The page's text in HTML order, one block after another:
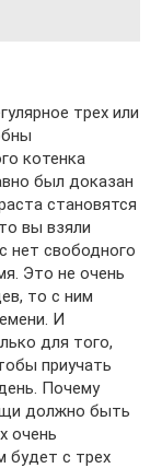
трех или
котенка
был доказан
становятся
вы взяли
нет свободного
Это не очень
то с ним
И
для того,
приучать
Почему
должно быть
очень
будет с трех